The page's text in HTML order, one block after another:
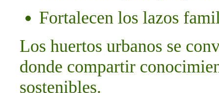
Fortalecen los lazos
Los huertos urbanos se
donde compartir
sostenibles.